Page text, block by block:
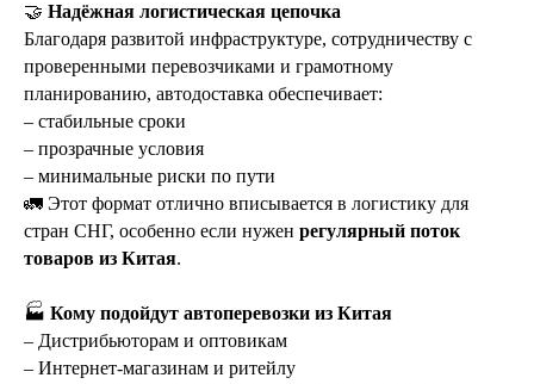
🤝 Надёжная логистическая цепочка
Благодаря развитой инфраструктуре, сотрудничеству с
проверенными перевозчиками и грамотному
планированию, автодоставка обеспечивает:
– стабильные сроки
– прозрачные условия
– минимальные риски по пути
🚛 Этот формат отлично вписывается в логистику для
стран СНГ, особенно если нужен регулярный поток
товаров из Китая.
🏭 Кому подойдут автоперевозки из Китая
– Дистрибьюторам и оптовикам
– Интернет-магазинам и ритейлу